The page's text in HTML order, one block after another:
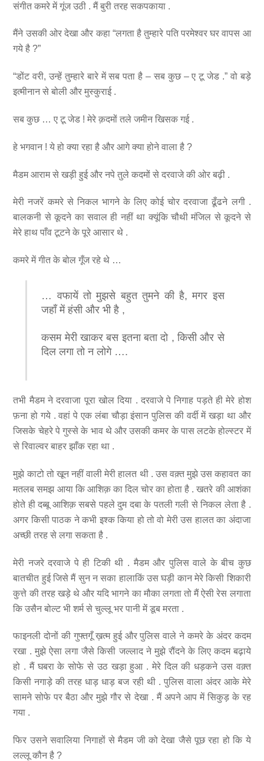
संगीत कमरे में गूंज उठी . मैं बुरी तरह सकपकाया .
मैंने उसकी ओर देखा और कहा “लगता है तुम्हारे पति परमेश्वर घर वापस आ
गये है ?”
“डोंट वरी, उन्हें तुम्हारे बारे में सब पता है – सब कुछ – ए टू जेड .” वो बड़े
इत्मीनान से बोली और मुस्कुराई .
सब कुछ … ए टू जेड ! मेरे क़दमों तले जमीन खिसक गई .
हे भगवान ! ये हो क्या रहा है और आगे क्या होने वाला है ?
मैडम आराम से खड़ी हुई और नपे तुले कदमों से दरवाजे की ओर बढ़ी .
मेरी नजरें कमरे से निकल भागने के लिए कोई चोर दरवाजा ढूँढने लगी .
बालकनी से कूदने का सवाल ही नहीं था क्यूंकि चौथी मंजिल से कूदने से
मेरे हाथ पाँव टूटने के पूरे आसार थे .
कमरे में गीत के बोल गूँज रहे थे …
… वफायें तो मुझसे बहुत तुमने की है, मगर इस
जहाँ में हंसी और भी है ,
कसम मेरी खाकर बस इतना बता दो , किसी और से
दिल लगा तो न लोगे ….
तभी मैडम ने दरवाजा पूरा खोल दिया . दरवाजे पे निगाह पड़ते ही मेरे होश
फ़ना हो गये . वहां पे एक लंबा चौड़ा इंसान पुलिस की वर्दी में खड़ा था और
जिसके चेहरे पे गुस्से के भाव थे और उसकी कमर के पास लटके होल्स्टर में
से रिवाल्वर बाहर झाँक रहा था .
मुझे काटो तो खून नहीं वाली मेरी हालत थी . उस वक़्त मुझे उस कहावत का
मतलब समझ आया कि आशिक़ का दिल चोर का होता है . खतरे की आशंका
होते ही दब्बू आशिक़ सबसे पहले दुम दबा के पतली गली से निकल लेता है .
अगर किसी पाठक ने कभी इश्क किया हो तो वो मेरी उस हालत का अंदाजा
अच्छी तरह से लगा सकता है .
मेरी नजरे दरवाजे पे ही टिकी थी . मैडम और पुलिस वाले के बीच कुछ
बातचीत हुई जिसे मैं सुन न सका हालाकिं उस घड़ी कान मेरे किसी शिकारी
कुत्ते की तरह खड़े थे और यदि भागने का मौका लगता तो मैं ऐसी रेस लगाता
कि उसैन बोल्ट भी शर्म से चुल्लू भर पानी में डूब मरता .
फाइनली दोनों की गुफ्तगूँ ख़त्म हुई और पुलिस वाले ने कमरे के अंदर कदम
रखा . मुझे ऐसा लगा जैसे किसी जल्लाद ने मुझे रौंदने के लिए कदम बढ़ाये
हो . मैं घबरा के सोफे से उठ खड़ा हुआ . मेरे दिल की धड़कने उस वक़्त
किसी नगाड़े की तरह धाड़ धाड़ बज रही थी . पुलिस वाला अंदर आके मेरे
सामने सोफे पर बैठा और मुझे गौर से देखा . मैं अपने आप में सिकुड़ के रह
गया .
फिर उसने सवालिया निगाहों से मैडम जी को देखा जैसे पूछ रहा हो कि ये
लल्लू कौन है ?